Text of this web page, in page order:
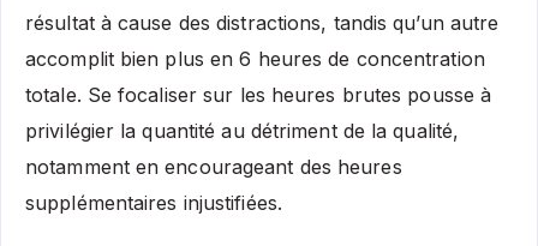
résultat à cause des distractions, tandis qu’un autre
accomplit bien plus en 6 heures de concentration
totale. Se focaliser sur les heures brutes pousse à
privilégier la quantité au détriment de la qualité,
notamment en encourageant des heures
supplémentaires injustifiées.